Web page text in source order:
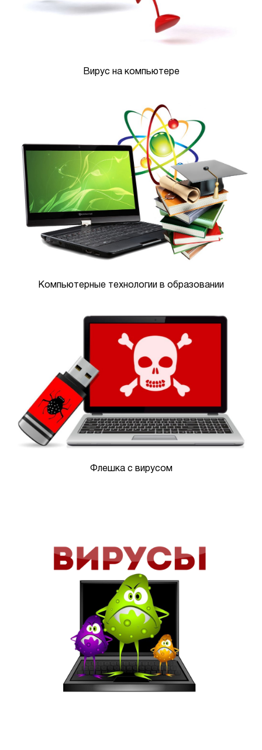
Вирус на компьютере
Компьютерные технологии в образовании
Флешка с вирусом